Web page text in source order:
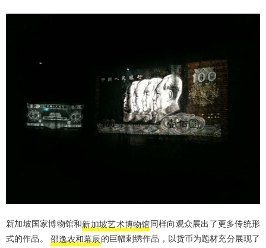
新加坡国家博物馆和新加坡艺术博物馆同样向观众展出了更多传统形
式的作品。 邵逸农和幕辰的巨幅刺绣作品，以货币为题材充分展现了